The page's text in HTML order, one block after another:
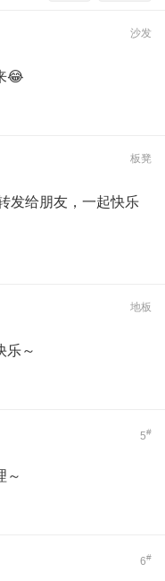
沙发
😂
板凳
发给朋友，一起快乐
地板
～
5#
～
6#